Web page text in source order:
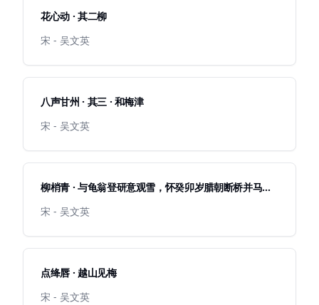
花心动 · 其二柳
宋 - 吴文英
八声甘州 · 其三 · 和梅津
宋 - 吴文英
柳梢青 · 与龟翁登研意观雪，怀癸卯岁腊朝断桥并马之
宋 - 吴文英
点绛唇 · 越山见梅
宋 - 吴文英